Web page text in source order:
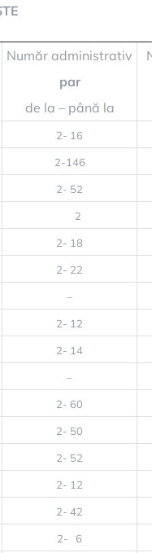
Număr administrativ
par
de la – până la
2- 16
2-146
2- 52
2
2- 18
2- 22
–
2- 12
2- 14
–
2- 60
2- 50
2- 52
2- 12
2- 42
2- 6